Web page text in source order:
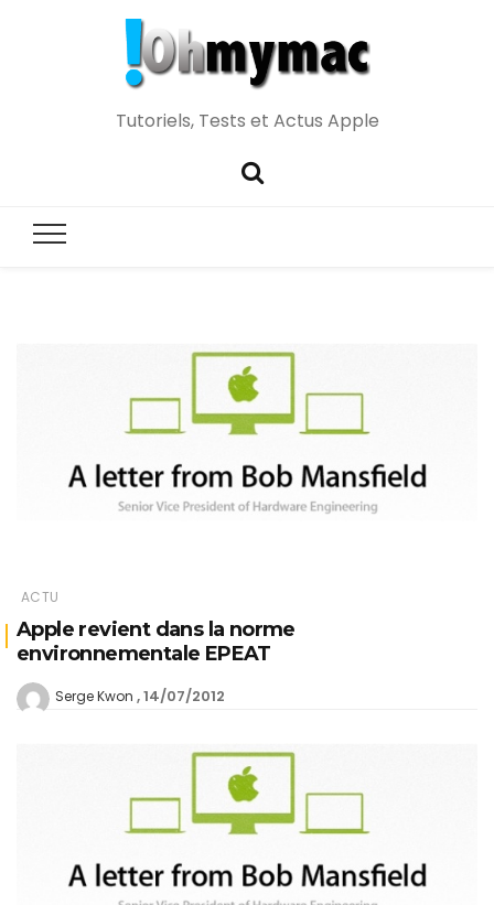
Tutoriels, Tests et Actus Apple
ACTU
Apple revient dans la norme
environnementale EPEAT
Serge Kwon 14/07/2012